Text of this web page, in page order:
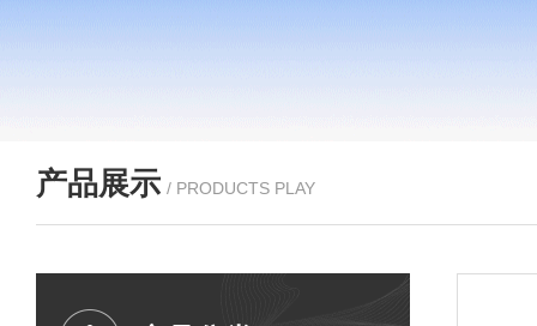
产品展示 / PRODUCTS PLAY